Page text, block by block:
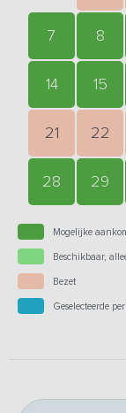
7 8
14 15
21 22
28 29
Mogelijke
Beschikbaar,
Bezet
Geselecteerde